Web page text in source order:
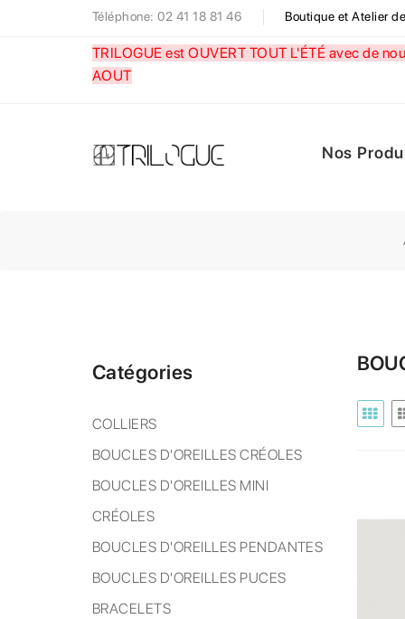
Téléphone: 02 41 18 81 46 Boutique et Atelier
TRILOGUE est OUVERT TOUT L'ÉTÉ avec de
AOUT
Nos
Catégories
COLLIERS
BOUCLES D'OREILLES CRÉOLES
BOUCLES D'OREILLES MINI
CRÉOLES
BOUCLES D'OREILLES PENDANTES
BOUCLES D'OREILLES PUCES
BRACELETS